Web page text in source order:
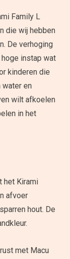
Family L
die wij hebben
De verhoging
instap wat
kinderen die
water en
wilt afkoelen
in het
het Kirami
afvoer
hout. De
met Macu